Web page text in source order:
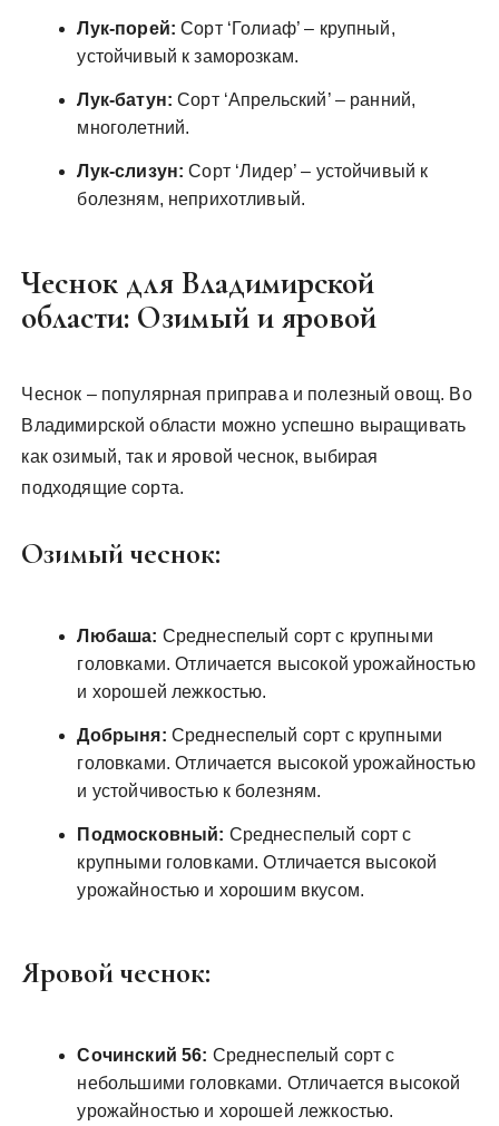
Лук-порей: Сорт ‘Голиаф’ ‒ крупный,
устойчивый к заморозкам.
Лук-батун: Сорт ‘Апрельский’ ‒ ранний,
многолетний.
Лук-слизун: Сорт ‘Лидер’ ‒ устойчивый к
болезням, неприхотливый.
Чеснок для Владимирской
области: Озимый и яровой
Чеснок – популярная приправа и полезный овощ. Во
Владимирской области можно успешно выращивать
как озимый, так и яровой чеснок, выбирая
подходящие сорта.
Озимый чеснок:
Любаша: Среднеспелый сорт с крупными
головками. Отличается высокой урожайностью
и хорошей лежкостью.
Добрыня: Среднеспелый сорт с крупными
головками. Отличается высокой урожайностью
и устойчивостью к болезням.
Подмосковный: Среднеспелый сорт с
крупными головками. Отличается высокой
урожайностью и хорошим вкусом.
Яровой чеснок:
Сочинский 56: Среднеспелый сорт с
небольшими головками. Отличается высокой
урожайностью и хорошей лежкостью.